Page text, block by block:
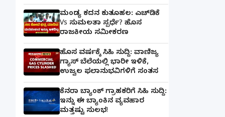
ಮಂಡ್ಯ ಕದನ ಕುತೂಹಲ: ಎಚ್‌ಡಿಕೆ
Vs ಸುಮಲತಾ ಸ್ಪರ್ಧೆ? ಹೊಸ
ರಾಜಕೀಯ ಸಮೀಕರಣ
ಹೊಸ ವರ್ಷಕ್ಕೆ ಸಿಹಿ ಸುದ್ದಿ: ವಾಣಿಜ್ಯ
ಗ್ಯಾಸ್‌ ಬೆಲೆಯಲ್ಲಿ ಭಾರೀ ಇಳಿಕೆ,
ಉಜ್ವಲ ಫಲಾನುಭವಿಗಳಿಗೆ ಸಂತಸ
ಕೆನರಾ ಬ್ಯಾಂಕ್‌ ಗ್ರಾಹಕರಿಗೆ ಸಿಹಿ ಸುದ್ದಿ:
ಇನ್ನು ಈ ಬ್ಯಾಂಕಿನ ವ್ಯವಹಾರ
ಮತ್ತಷ್ಟು ಸುಲಭ!